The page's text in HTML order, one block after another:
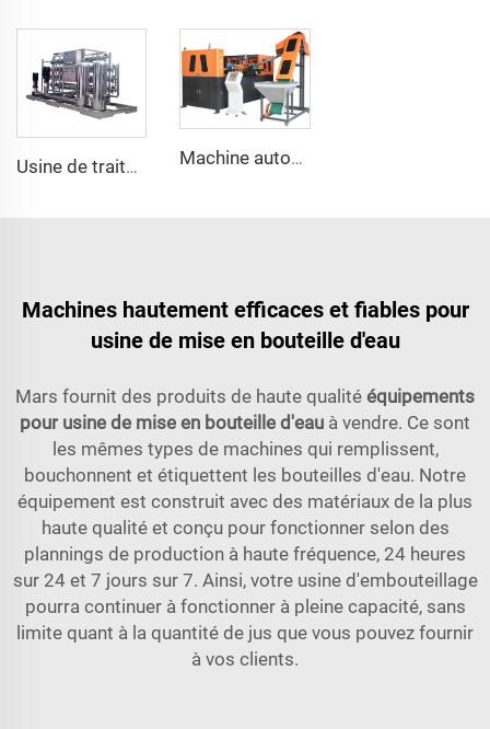
Usine de traitement de l'eau système filtre à osmose inverse Commercial Mars 3000 installation sur site Machine automatique à mouler par soufflage étiré des bouteilles d'eau plastique à 4 cavités
Machines hautement efficaces et fiables pour
usine de mise en bouteille d'eau
Mars fournit des produits de haute qualité équipements
pour usine de mise en bouteille d'eau à vendre. Ce sont
les mêmes types de machines qui remplissent,
bouchonnent et étiquettent les bouteilles d'eau. Notre
équipement est construit avec des matériaux de la plus
haute qualité et conçu pour fonctionner selon des
plannings de production à haute fréquence, 24 heures
sur 24 et 7 jours sur 7. Ainsi, votre usine d'embouteillage
pourra continuer à fonctionner à pleine capacité, sans
limite quant à la quantité de jus que vous pouvez fournir
à vos clients.